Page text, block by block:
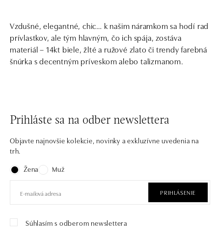
Vzdušné, elegantné, chic… k našim náramkom sa hodí rad
prívlastkov, ale tým hlavným, čo ich spája, zostáva
materiál – 14kt biele, žlté a ružové zlato či trendy farebná
šnúrka s decentným príveskom alebo talizmanom.
Prihláste sa na odber newslettera
Objavte najnovšie kolekcie, novinky a exkluzívne uvedenia na
trh.
Žena
Muž
PRIHLÁSENIE
Súhlasím s odberom newslettera